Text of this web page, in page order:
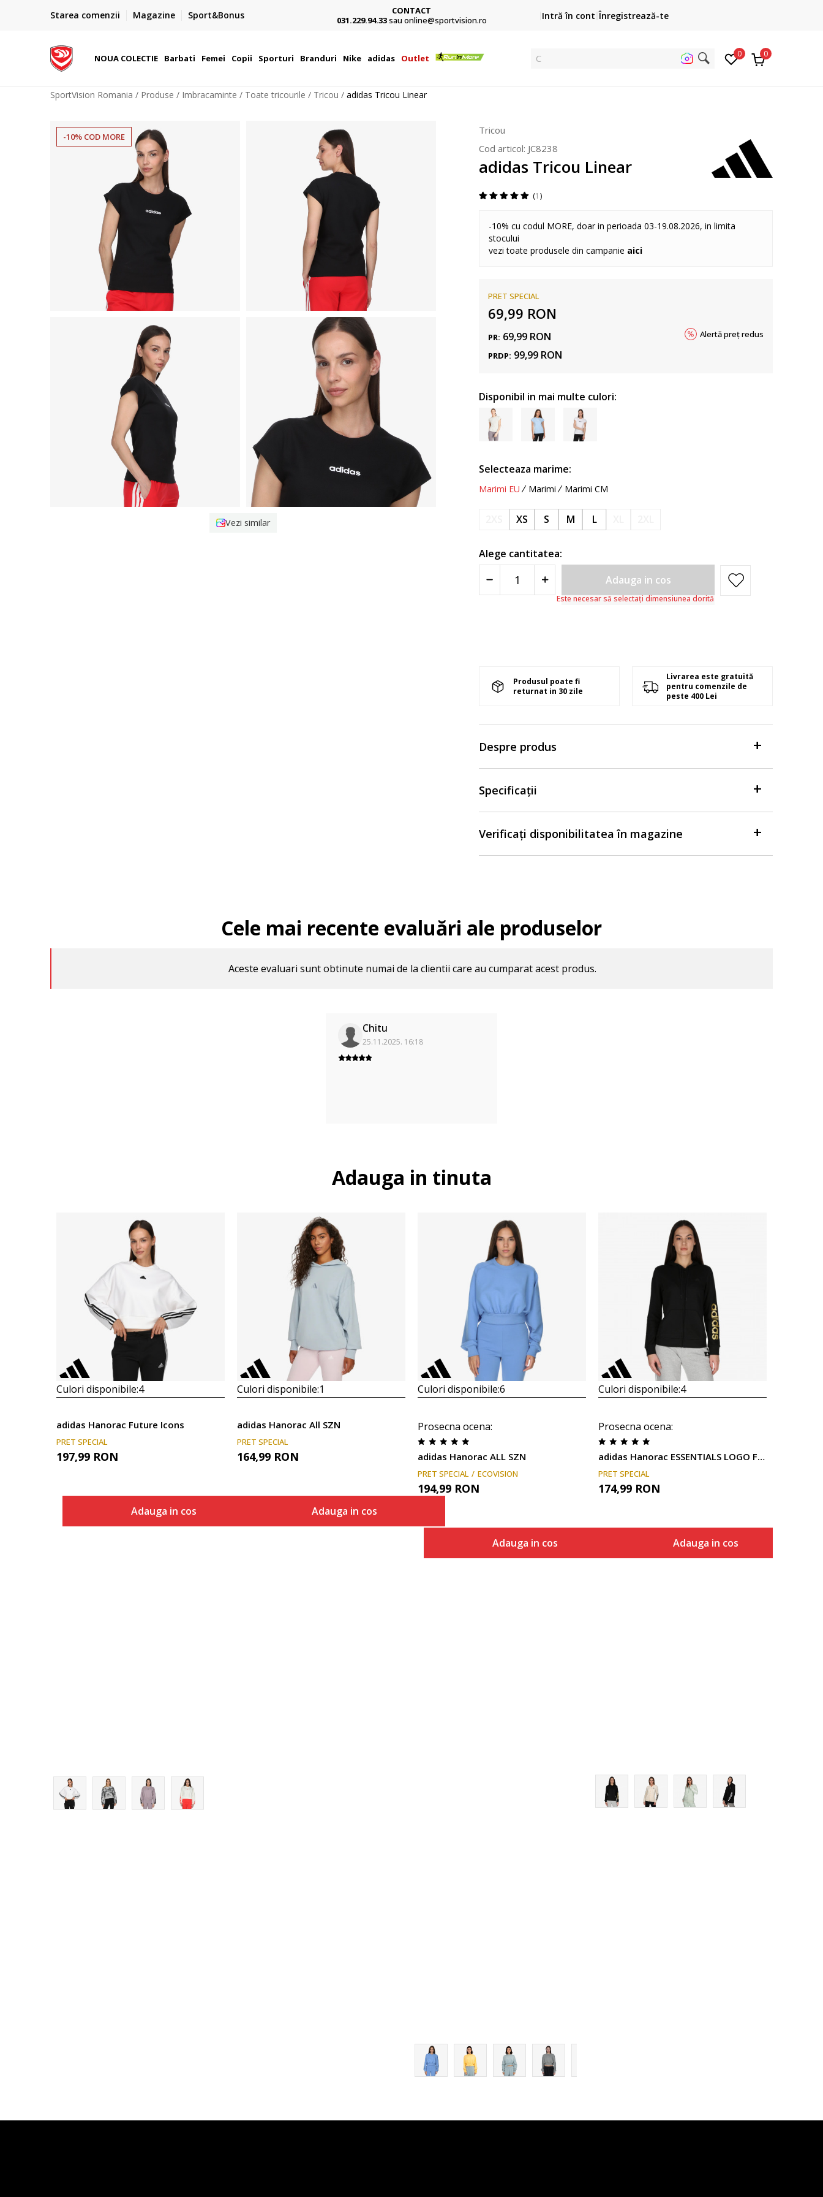
Starea comenzii Magazine Sport&Bonus
MasterCard,
CONTACT
031.229.94.33sau online@sportvision.ro
Cumpără acum, plateste mai târziu
3 rate fără dobândă fără card de credit cu Klarna
TRANSPORT GRATUIT
pentru toate comenzile peste 400 Lei
Intră în cont Înregistrează-te
NOUA COLECTIE Barbati Femei Copii Sporturi Branduri Nike adidas Outlet Cauta pe si 0 0
SportVision Romania Produse Imbracaminte Toate tricourile Tricou adidas Tricou Linear
-10% COD MORE
Vezi similar
Tricou
Cod articol: JC8238
adidas Tricou Linear
1
-10% cu codul MORE, doar in perioada 03-19.08.2026, in limita
stocului
vezi toate produsele din campanie aici
PRET SPECIAL
69,99 RON
PR: 69,99 RON
PRDP: 99,99 RON
Alertă preț redus
Disponibil in mai multe culori:
Selecteaza marime:
Marimi EU Marimi Marimi CM
XS S M L
Alege cantitatea:
Adauga in cos
Este necesar să selectați dimensiunea dorită
Produsul poate fi
returnat in 30 zile
Livrarea este gratuită
pentru comenzile de
peste 400 Lei
Despre produs
Specificații
Verificați disponibilitatea în magazine
Cele mai recente evaluări ale produselor
Aceste evaluari sunt obtinute numai de la clientii care au cumparat acest produs.
Chitu
25.11.2025. 16:18
Adauga in tinuta
Culori disponibile:4
adidas Hanorac Future Icons
PRET SPECIAL
197,99 RON
Adauga in cos
Culori disponibile:1
adidas Hanorac All SZN
PRET SPECIAL
164,99 RON
Adauga in cos
Culori disponibile:6
Prosecna ocena:
adidas Hanorac ALL SZN
PRET SPECIAL ECOVISION
194,99 RON
Adauga in cos
Culori disponibile:4
Prosecna ocena:
adidas Hanorac ESSENTIALS LOGO FULL-ZIP
PRET SPECIAL
174,99 RON
Adauga in cos